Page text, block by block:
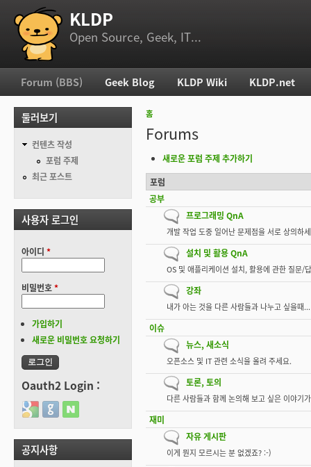
부 메뉴 KLDP
Open Source, Geek, IT...
현재 위치
홈
Forums
새로운 포럼 주제 추가하기
포럼
새 글 없음
공부
새 글 없음프로그래밍 QnA
개발 작업 도중 일어난 문제점을 서로 상의하
새 글 없음설치 및 활용 QnA
OS 및 애플리케이션 설치, 활용에 관한 질문/
새 글 없음
강좌
내가 아는 것을 다른 사람들과 나누고 싶을때...
새 글 없음
이슈
새 글 없음뉴스, 새소식
오픈소스 및 IT 관련 소식을 올려 주세요.
새 글 없음토론, 토의
다른 사람들과 함께 논의해 보고 싶은 이야기
새 글 없음
재미
새 글 없음자유 게시판
이게 뭔지 모르시는 분 없겠죠? :-)
주 메뉴
Forum (BBS) Geek Blog KLDP Wiki KLDP.net
둘러보기
컨텐츠 작성
포럼 주제
최근 포스트
사용자 로그인
아이디 *
비밀번호*
가입하기
새로운 비밀번호 요청하기
Oauth2 Login :
Login with Google
Login with GitHub
Login with Naver
공지사항